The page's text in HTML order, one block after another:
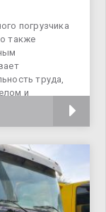
погрузчика
также
труда,
и